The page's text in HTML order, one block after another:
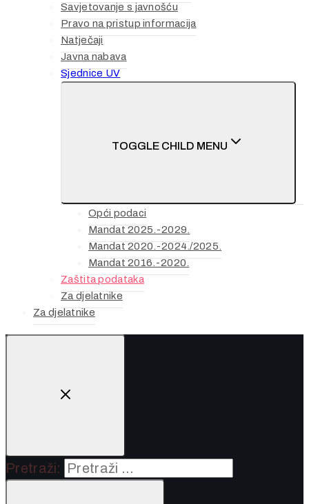
Savjetovanje s javnošću
Pravo na pristup informacija
Natječaji
Javna nabava
Sjednice UV
TOGGLE CHILD MENU
Opći podaci
Mandat 2025.-2029.
Mandat 2020.-2024./2025.
Mandat 2016.-2020.
Zaštita podataka
Za djelatnike
Za djelatnike
Pretraži: